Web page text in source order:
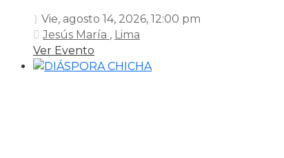
Vie, agosto 14, 2026, 12:00 pm
Jesús María , Lima
Ver Evento